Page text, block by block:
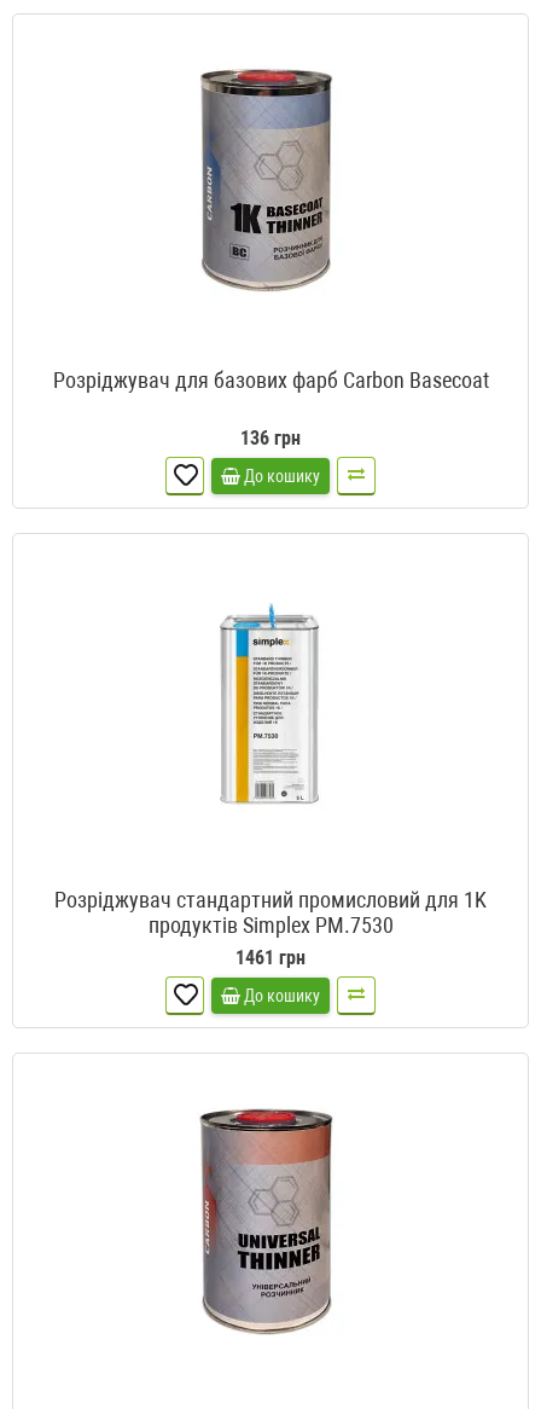
Розріджувач для базових фарб Carbon Basecoat
136 грн
До кошику
Розріджувач стандартний промисловий для 1K
продуктів Simplex PM.7530
1461 грн
До кошику